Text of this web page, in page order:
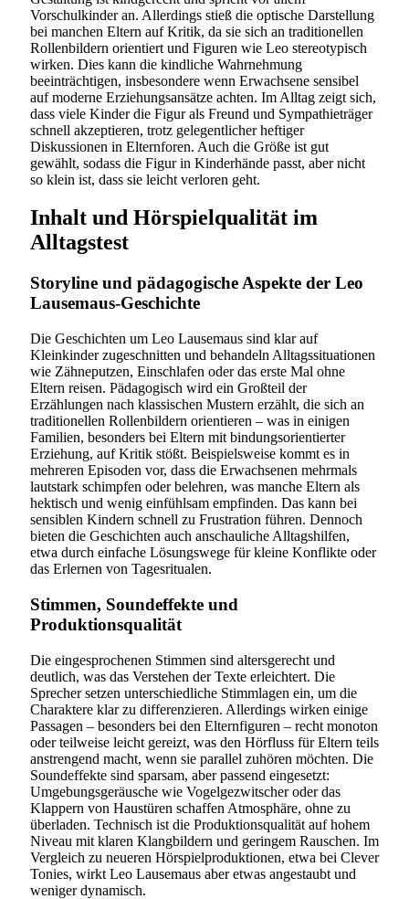
Vorschulkinder an. Allerdings stieß die optische Darstellung
bei manchen Eltern auf Kritik, da sie sich an traditionellen
Rollenbildern orientiert und Figuren wie Leo stereotypisch
wirken. Dies kann die kindliche Wahrnehmung
beeinträchtigen, insbesondere wenn Erwachsene sensibel
auf moderne Erziehungsansätze achten. Im Alltag zeigt sich,
dass viele Kinder die Figur als Freund und Sympathieträger
schnell akzeptieren, trotz gelegentlicher heftiger
Diskussionen in Elternforen. Auch die Größe ist gut
gewählt, sodass die Figur in Kinderhände passt, aber nicht
so klein ist, dass sie leicht verloren geht.
Inhalt und Hörspielqualität im
Alltagstest
Storyline und pädagogische Aspekte der Leo
Lausemaus-Geschichte
Die Geschichten um Leo Lausemaus sind klar auf
Kleinkinder zugeschnitten und behandeln Alltagssituationen
wie Zähneputzen, Einschlafen oder das erste Mal ohne
Eltern reisen. Pädagogisch wird ein Großteil der
Erzählungen nach klassischen Mustern erzählt, die sich an
traditionellen Rollenbildern orientieren – was in einigen
Familien, besonders bei Eltern mit bindungsorientierter
Erziehung, auf Kritik stößt. Beispielsweise kommt es in
mehreren Episoden vor, dass die Erwachsenen mehrmals
lautstark schimpfen oder belehren, was manche Eltern als
hektisch und wenig einfühlsam empfinden. Das kann bei
sensiblen Kindern schnell zu Frustration führen. Dennoch
bieten die Geschichten auch anschauliche Alltagshilfen,
etwa durch einfache Lösungswege für kleine Konflikte oder
das Erlernen von Tagesritualen.
Stimmen, Soundeffekte und
Produktionsqualität
Die eingesprochenen Stimmen sind altersgerecht und
deutlich, was das Verstehen der Texte erleichtert. Die
Sprecher setzen unterschiedliche Stimmlagen ein, um die
Charaktere klar zu differenzieren. Allerdings wirken einige
Passagen – besonders bei den Elternfiguren – recht monoton
oder teilweise leicht gereizt, was den Hörfluss für Eltern teils
anstrengend macht, wenn sie parallel zuhören möchten. Die
Soundeffekte sind sparsam, aber passend eingesetzt:
Umgebungsgeräusche wie Vogelgezwitscher oder das
Klappern von Haustüren schaffen Atmosphäre, ohne zu
überladen. Technisch ist die Produktionsqualität auf hohem
Niveau mit klaren Klangbildern und geringem Rauschen. Im
Vergleich zu neueren Hörspielproduktionen, etwa bei Clever
Tonies, wirkt Leo Lausemaus aber etwas angestaubt und
weniger dynamisch.